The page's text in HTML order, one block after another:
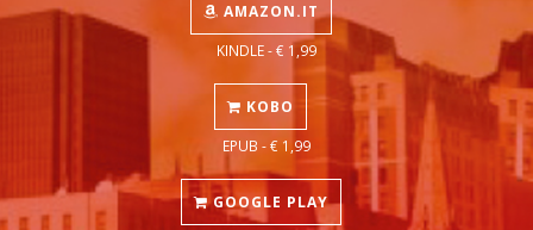
AMAZON.IT
KINDLE - € 1,99
KOBO
EPUB - € 1,99
GOOGLE PLAY